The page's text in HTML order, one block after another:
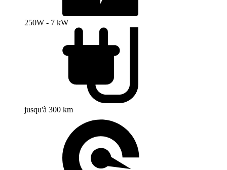
250W - 7 kW
jusqu'à 300 km